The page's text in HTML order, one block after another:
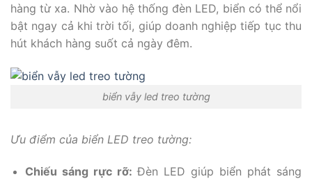
hàng từ xa. Nhờ vào hệ thống đèn LED, biển có thể nổi
bật ngay cả khi trời tối, giúp doanh nghiệp tiếp tục thu
hút khách hàng suốt cả ngày đêm.
biển vẫy led treo tường
Ưu điểm của biển LED treo tường:
Chiếu sáng rực rỡ: Đèn LED giúp biển phát sáng